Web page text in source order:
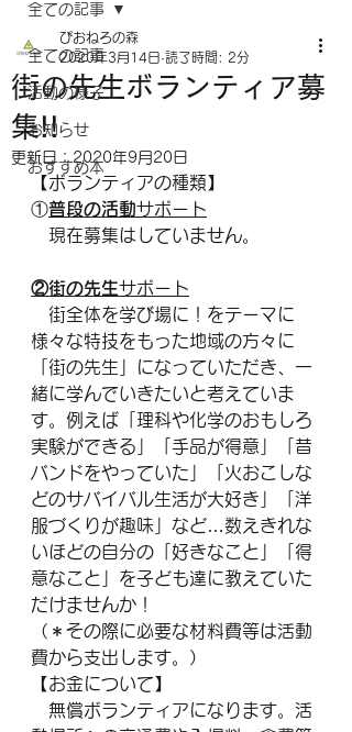
全ての記事
活動の様子
お知らせ
おすすめ本
全ての記事
街の先生ボランティア募
集!!
ぴおねろの森
2020年3月14日 読了時間: 2分
更新日： 2020年9月20日
【ボランティアの種類】
①普段の活動サポート
現在募集はしていません。
②街の先生サポート
街全体を学び場に！をテーマに
様々な特技をもった地域の方々に
「街の先生」になっていただき、一
緒に学んでいきたいと考えていま
す。例えば「理科や化学のおもしろ
実験ができる」「手品が得意」「昔
バンドをやっていた」「火おこしな
どのサバイバル生活が大好き」「洋
服づくりが趣味」など…数えきれな
いほどの自分の「好きなこと」「得
意なこと」を子ども達に教えていた
だけませんか！
（＊その際に必要な材料費等は活動
費から支出します。）
【お金について】
無償ボランティアになります。活